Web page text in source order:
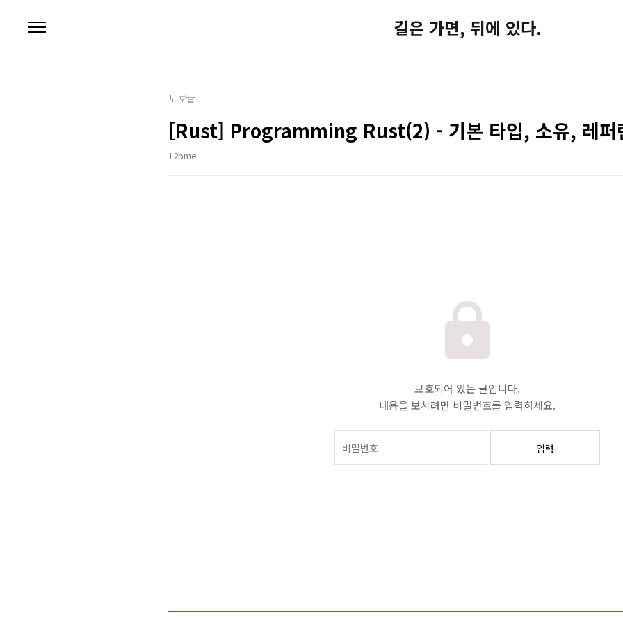
길은 가면, 뒤에 있다.
보호글
[Rust] Programming Rust(2) - 기본 타입, 소유, 레퍼
12bme
보호되어 있는 글입니다.
내용을 보시려면 비밀번호를 입력하세요.
입력